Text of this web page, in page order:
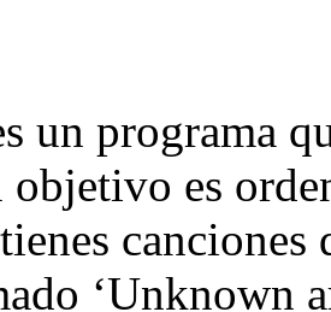
un programa
objetivo es
canciones
‘Unknown